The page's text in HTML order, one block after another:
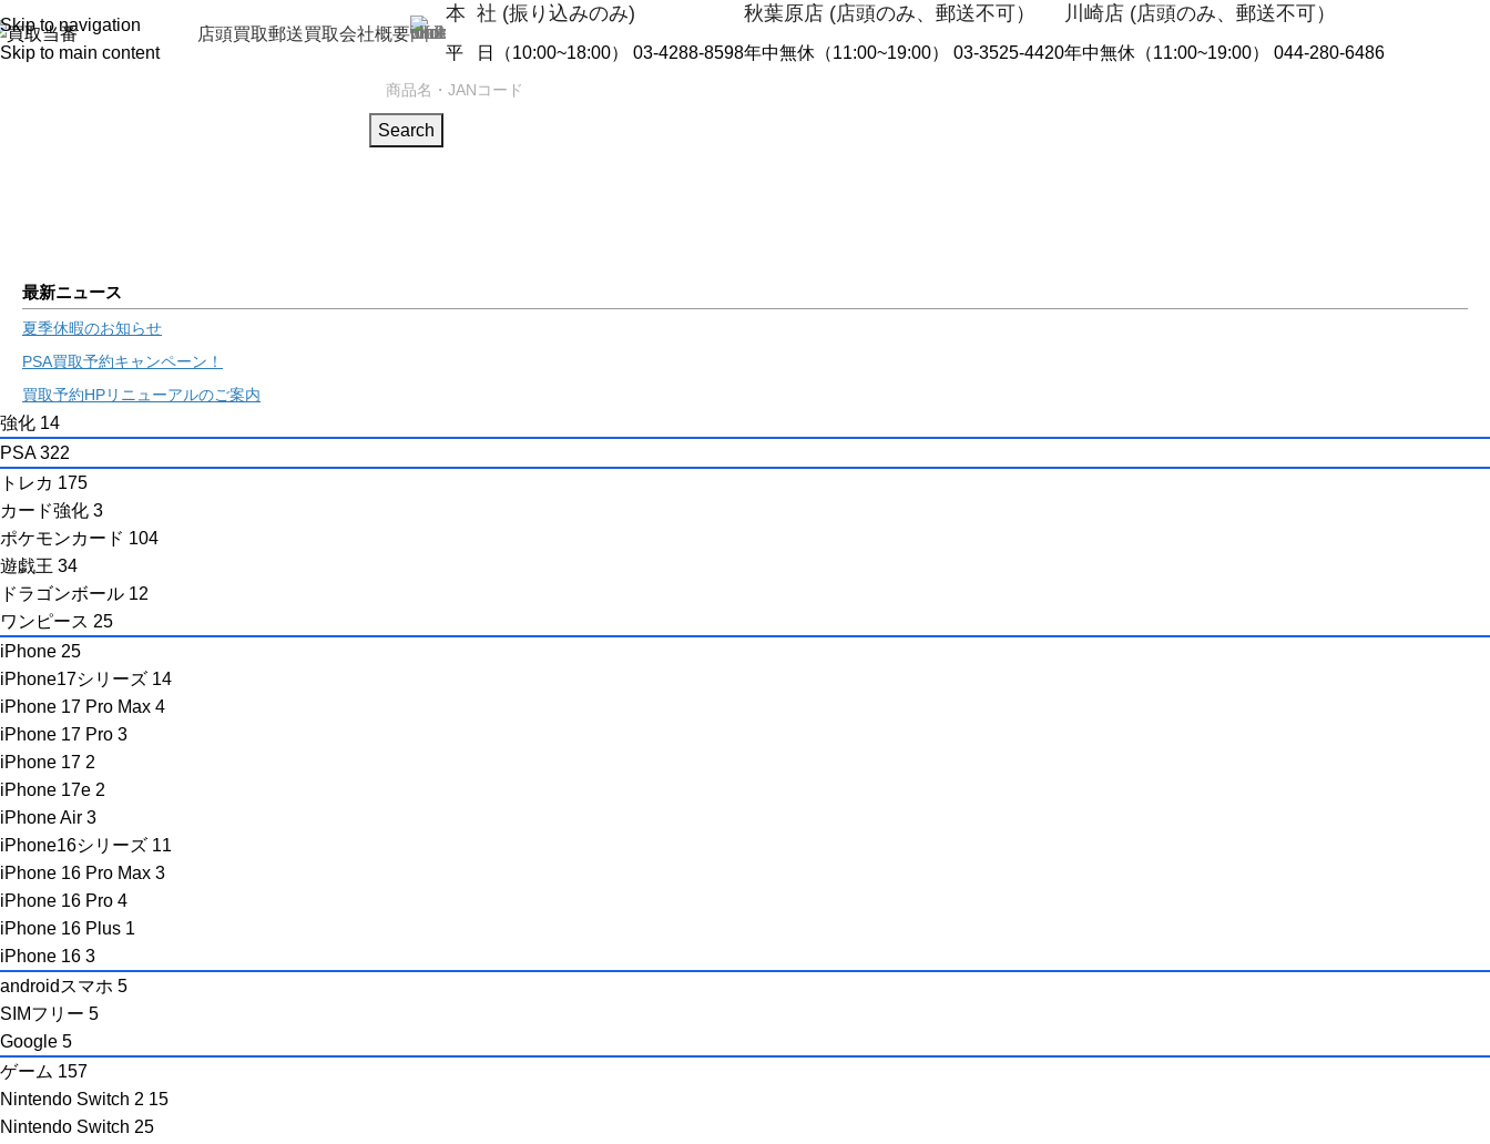
Skip to navigation
Skip to main content
店頭買取郵送買取会社概要
本 社 (振り込みのみ)
平 日（10:00~18:00） 03-4288-8598
秋葉原店 (店頭のみ、郵送不可）
年中無休（11:00~19:00） 03-3525-4420
川崎店 (店頭のみ、郵送不可）
年中無休（11:00~19:00） 044-280-6486
Search
最新ニュース
夏季休暇のお知らせ
PSA買取予約キャンペーン！
買取予約HPリニューアルのご案内
強化 14
PSA 322
トレカ 175
カード強化 3
ポケモンカード 104
遊戯王 34
ドラゴンボール 12
ワンピース 25
iPhone 25
iPhone17シリーズ 14
iPhone 17 Pro Max 4
iPhone 17 Pro 3
iPhone 17 2
iPhone 17e 2
iPhone Air 3
iPhone16シリーズ 11
iPhone 16 Pro Max 3
iPhone 16 Pro 4
iPhone 16 Plus 1
iPhone 16 3
androidスマホ 5
SIMフリー 5
Google 5
ゲーム 157
Nintendo Switch 2 15
Nintendo Switch 25